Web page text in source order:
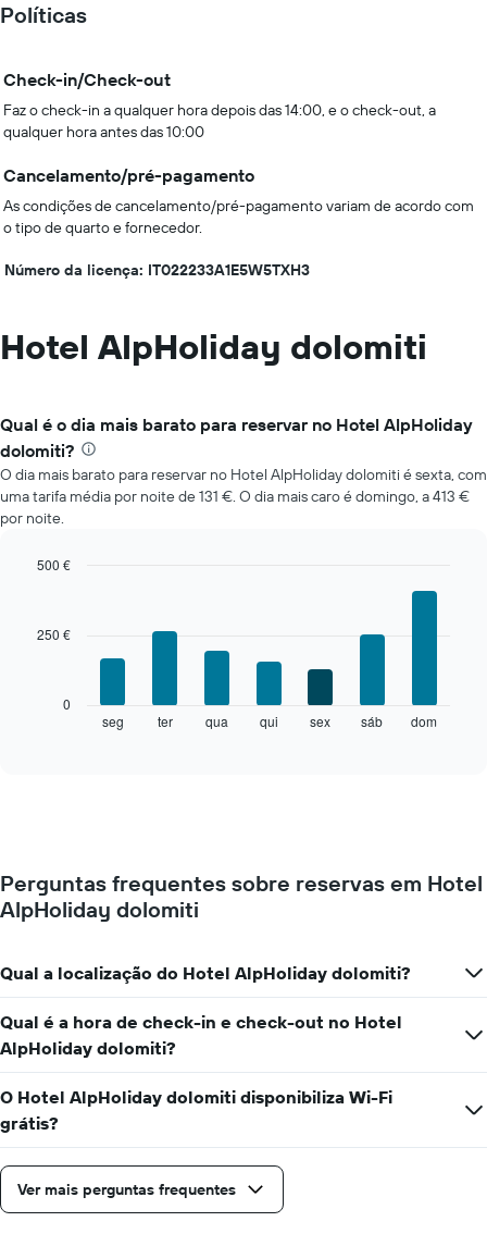
Políticas
Check-in/Check-out
Faz o check-in a qualquer hora depois das 14:00, e o check-out, a
qualquer hora antes das 10:00
Cancelamento/pré-pagamento
As condições de cancelamento/pré-pagamento variam de acordo com
o tipo de quarto e fornecedor.
Número da licença: IT022233A1E5W5TXH3
Hotel AlpHoliday dolomiti
Qual é o dia mais barato para reservar no Hotel AlpHoliday
dolomiti?
O dia mais barato para reservar no Hotel AlpHoliday dolomiti é sexta, com
uma tarifa média por noite de 131 €. O dia mais caro é domingo, a 413 €
por noite.
quarto
a
da
gráfico
apresenta
os
dias
da
semana
numa
O
gráfico
seg ter qua qui sex sáb dom
0
250 €
500 €
Perguntas frequentes sobre reservas em Hotel
AlpHoliday dolomiti
Qual a localização do Hotel AlpHoliday dolomiti?
Qual é a hora de check-in e check-out no Hotel
AlpHoliday dolomiti?
O Hotel AlpHoliday dolomiti disponibiliza Wi-Fi
grátis?
Ver mais perguntas frequentes